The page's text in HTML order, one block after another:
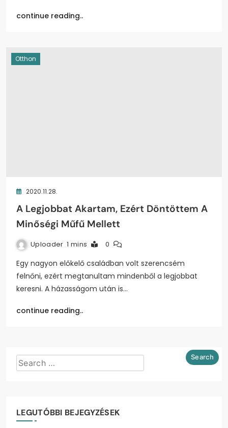
continue reading..
Otthon
2020.11.28.
A Legjobbat Akartam, Ezért Döntöttem A
Minőségi Műfű Mellett
Uploader 1 mins 0
Egy nagyon előkelő családban volt szerencsém
felnőni, ezért megtanultam mindenből a legjobbat
keresni. A házasságom után is…
continue reading..
LEGUTÓBBI BEJEGYZÉSEK